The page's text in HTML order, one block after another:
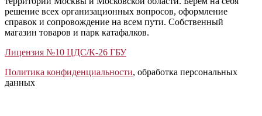
решение всех организационных вопросов, оформление
справок и сопровождение на всем пути. Собственный
магазин товаров и парк катафалков.
Лицензия №10 ЦДС/К-26 ГБУ
Политика конфиденциальности, обработка персональных
данных